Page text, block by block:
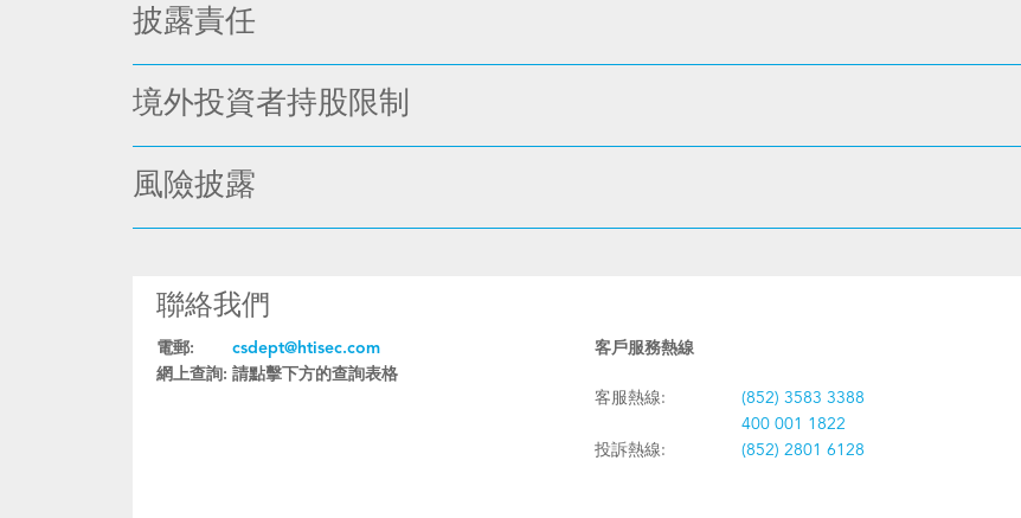
披露責任
境外投資者持股限制
風險披露
聯絡我們
電郵:
csdept@htisec.com
網上查詢: 請點擊下方的查詢表格
客戶服務熱線
客服熱線:
(852) 3583 3388
400 001 1822
投訴熱線:
(852) 2801 6128